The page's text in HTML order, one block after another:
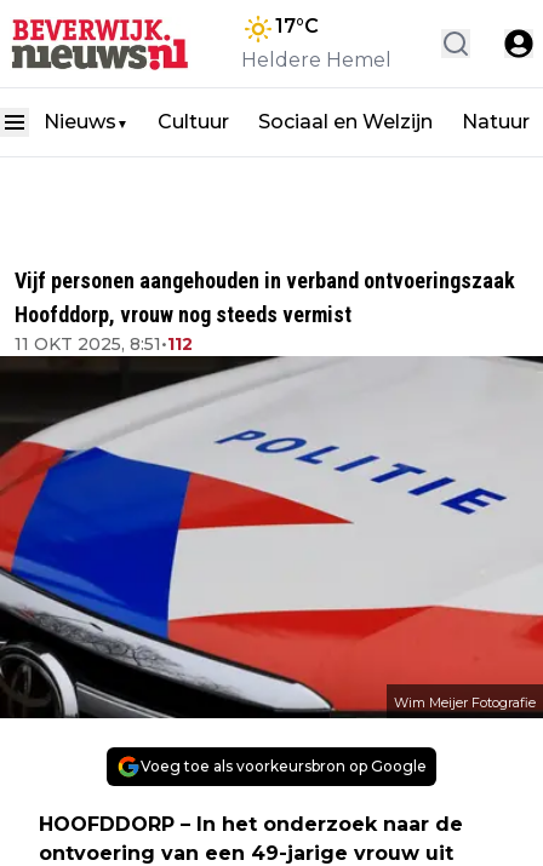
17°C
Heldere Hemel
Nieuws ▼ Cultuur Sociaal en Welzijn Natuur
Vijf personen aangehouden in verband ontvoeringszaak
Hoofddorp, vrouw nog steeds vermist
11 OKT 2025, 8:51•112
Wim Meijer Fotografie
Voeg toe als voorkeursbron op Google
HOOFDDORP – In het onderzoek naar de
ontvoering van een 49-jarige vrouw uit